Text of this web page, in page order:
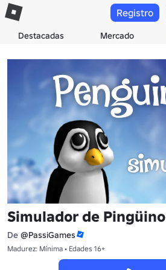
Destacadas Mercado
Registro
Simulador de Pingüino
De @PassiGames
Madurez: Mínima • Edades 16+